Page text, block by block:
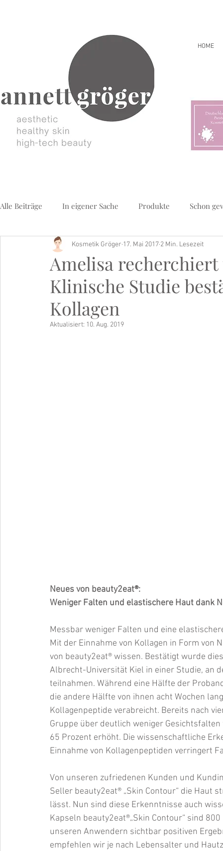
HOME
Alle Beiträge In eigener Sache Produkte Schon
Buch Tipp
Amelisa
Klinische Studie
Kollagen
Kosmetik Gröger 17. Mai 2017 2 Min. Lesezeit
Aktualisiert: 10. Aug. 2019
Neues von beauty2eat®:
Weniger Falten und elastischere Haut dank
Messbar weniger Falten und eine
Mit der Einnahme von Kollagen in Form
von beauty2eat® wissen. Bestätigt wurde
Albrecht-Universität Kiel in einer Studie, an
teilnahmen. Während eine Hälfte der
die andere Hälfte von ihnen acht Wochen
Kollagenpeptide verabreicht. Bereits nach
Gruppe über deutlich weniger
65 Prozent erhöht. Die wissenschaftliche
Einnahme von Kollagenpeptiden verringert
Von unseren zufriedenen Kunden und
Seller beauty2eat® „Skin Contour“ die
lässt. Nun sind diese Erkenntnisse auch
Kapseln beauty2eat®„Skin Contour“ sind
unseren Anwendern sichtbar positiven
empfehlen wir je nach Lebensalter und